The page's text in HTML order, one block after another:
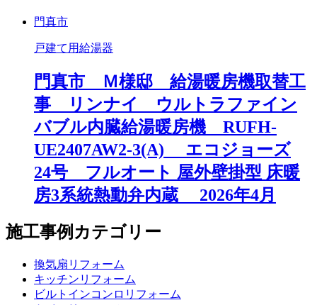
門真市
戸建て用給湯器
門真市 Ｍ様邸 給湯暖房機取替工
事 リンナイ ウルトラファイン
バブル内臓給湯暖房機 RUFH-
UE2407AW2-3(A) エコジョーズ
24号 フルオート 屋外壁掛型 床暖
房3系統熱動弁内蔵 2026年4月
施工事例カテゴリー
換気扇リフォーム
キッチンリフォーム
ビルトインコンロリフォーム